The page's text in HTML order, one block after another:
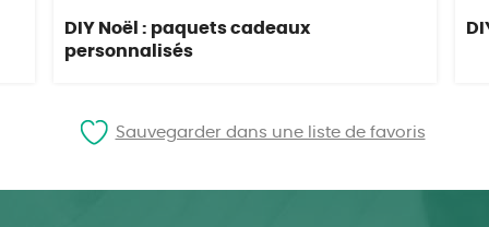
Sauvegarder dans une liste de favoris
DIY Noël : paquets cadeaux
personnalisés